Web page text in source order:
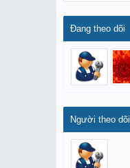
Đang theo dõi
Người theo dõi